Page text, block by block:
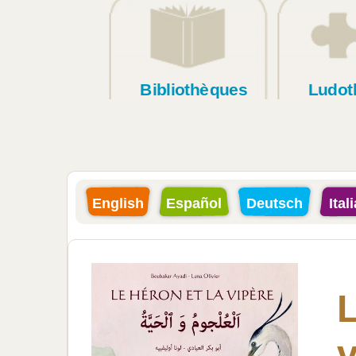
Bibliothèques
English Español Deutsch